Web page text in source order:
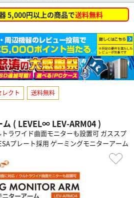
5,000円以上の商品で送料無料
クト 送料無料
( LEVEL∞ LEV-ARM04 )
ラワイド曲面モニターも設置可 ガススプ
プレート採用 ゲーミングモニターアーム